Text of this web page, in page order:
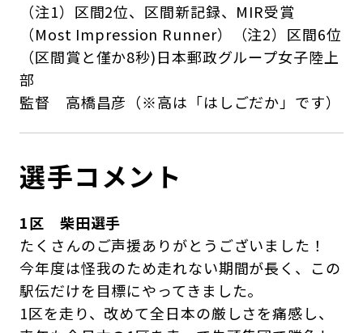
（注1）区間2位、区間新記録、MIR受賞
（Most Impression Runner）（注2）区間6位
（区間賞と僅か8秒)日本郵政グループ女子陸上
部
監督 高橋昌彦（※高は「はしごだか」です）
選手コメント
1区 柴田選手
たくさんのご声援ありがとうございました！
今年度は怪我のため走れない期間が長く、この
駅伝だけを目標にやってきました。
1区を走り、改めて全日本の厳しさを痛感し、